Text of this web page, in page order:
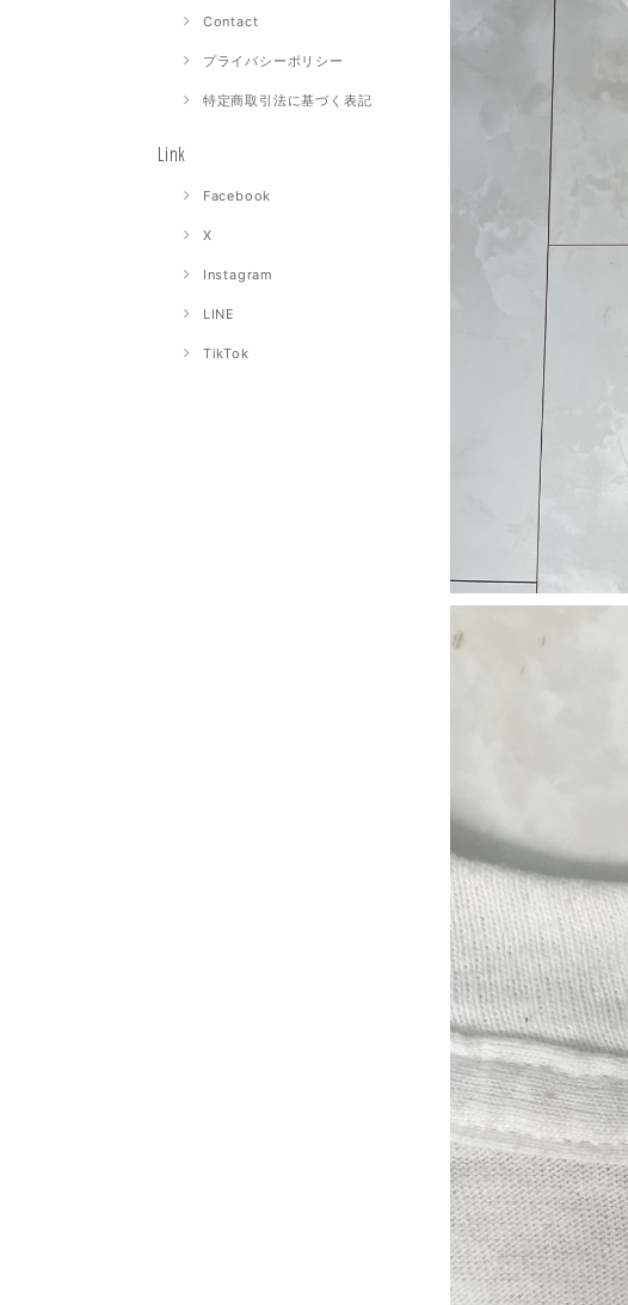
Contact
プライバシーポリシー
特定商取引法に基づく表記
Link
Facebook
X
Instagram
LINE
TikTok